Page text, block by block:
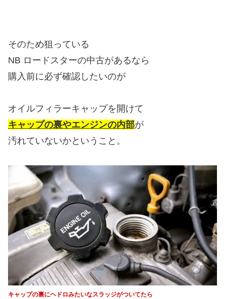
そのため狙っている
NB ロードスターの中古があるなら
購入前に必ず確認したいのが
オイルフィラーキャップを開けて
キャップの裏やエンジンの内部が
汚れていないかということ。
キャップの裏にヘドロみたいなスラッジがついてたら